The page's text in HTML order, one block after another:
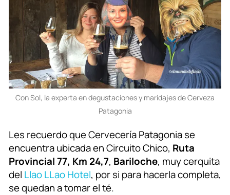
Con Sol, la experta en degustaciones y maridajes de Cerveza
Patagonia
Les recuerdo que Cervecería Patagonia se
encuentra ubicada en Circuito Chico, Ruta
Provincial 77, Km 24,7, Bariloche, muy cerquita
del Llao LLao Hotel, por si para hacerla completa,
se quedan a tomar el té.